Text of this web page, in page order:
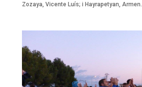
Zozaya, Vicente Luís; i Hayrapetyan, Armen.